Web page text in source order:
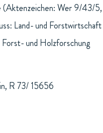
(Aktenzeichen: Wer 9/43/
Land- und Forstwirtschaft
Forst- und Holzforschung
R 73/ 15656